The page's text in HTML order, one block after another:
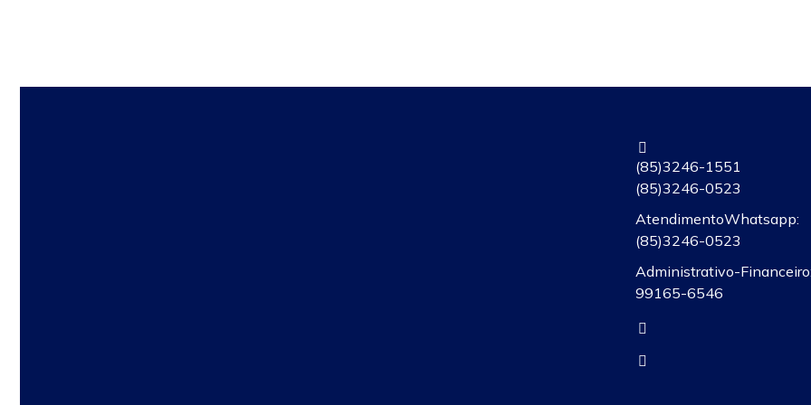
(85) 3246-1551
(85) 3246-0523
Atendimento Whatsapp:
(85)3246-0523
Administrativo-
99165-6546